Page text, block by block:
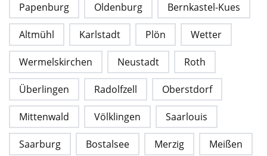
Papenburg Oldenburg Bernkastel-Kues
Altmühl Karlstadt Plön Wetter
Wermelskirchen Neustadt Roth
Überlingen Radolfzell Oberstdorf
Mittenwald Völklingen Saarlouis
Saarburg Bostalsee Merzig Meißen